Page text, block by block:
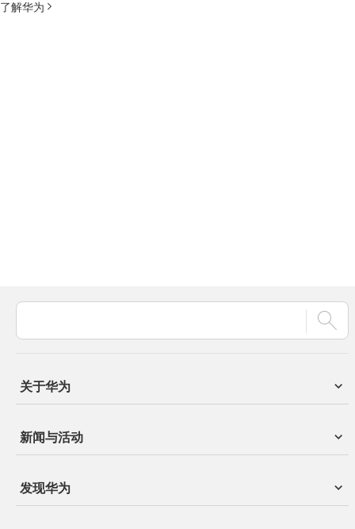
了解华为
关于华为
新闻与活动
发现华为